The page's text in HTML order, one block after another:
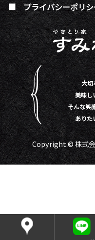
プライバシーポリ
大切
美味し
そんな笑
ありた
Copyright © 株式